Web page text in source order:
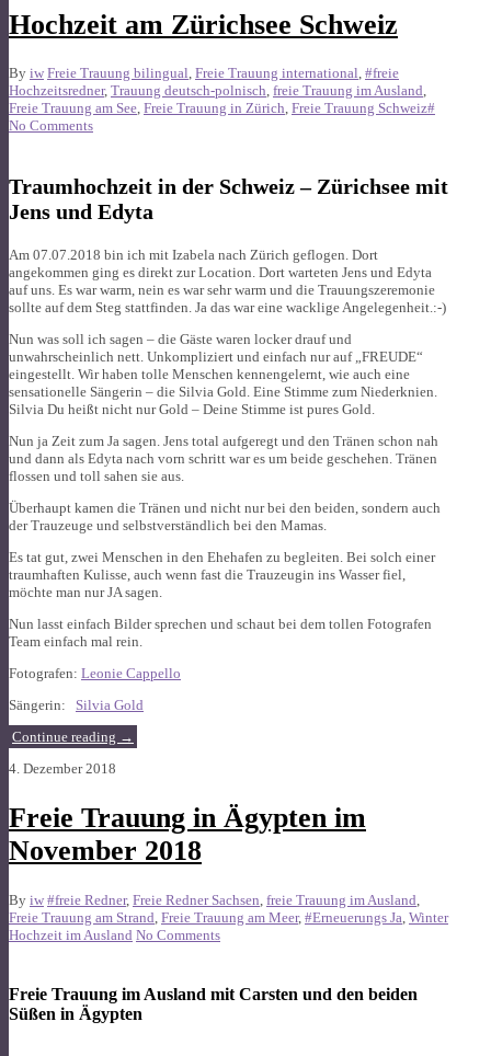
Hochzeit am Zürichsee Schweiz
By iw Freie Trauung bilingual, Freie Trauung international, #freie
Hochzeitsredner, Trauung deutsch-polnisch, freie Trauung im Ausland,
Freie Trauung am See, Freie Trauung in Zürich, Freie Trauung Schweiz#
No Comments
Traumhochzeit in der Schweiz – Zürichsee mit
Jens und Edyta
Am 07.07.2018 bin ich mit Izabela nach Zürich geflogen. Dort
angekommen ging es direkt zur Location. Dort warteten Jens und Edyta
auf uns. Es war warm, nein es war sehr warm und die Trauungszeremonie
sollte auf dem Steg stattfinden. Ja das war eine wacklige Angelegenheit.:-)
Nun was soll ich sagen – die Gäste waren locker drauf und
unwahrscheinlich nett. Unkompliziert und einfach nur auf „FREUDE“
eingestellt. Wir haben tolle Menschen kennengelernt, wie auch eine
sensationelle Sängerin – die Silvia Gold. Eine Stimme zum Niederknien.
Silvia Du heißt nicht nur Gold – Deine Stimme ist pures Gold.
Nun ja Zeit zum Ja sagen. Jens total aufgeregt und den Tränen schon nah
und dann als Edyta nach vorn schritt war es um beide geschehen. Tränen
flossen und toll sahen sie aus.
Überhaupt kamen die Tränen und nicht nur bei den beiden, sondern auch
der Trauzeuge und selbstverständlich bei den Mamas.
Es tat gut, zwei Menschen in den Ehehafen zu begleiten. Bei solch einer
traumhaften Kulisse, auch wenn fast die Trauzeugin ins Wasser fiel,
möchte man nur JA sagen.
Nun lasst einfach Bilder sprechen und schaut bei dem tollen Fotografen
Team einfach mal rein.
Fotografen: Leonie Cappello
Sängerin: Silvia Gold
Continue reading →
4. Dezember 2018
Freie Trauung in Ägypten im
November 2018
By iw #freie Redner, Freie Redner Sachsen freie Trauung im Ausland
Freie Trauung am Strand Freie Trauung am Meer, #Erneuerungs Ja Winter
Hochzeit im Ausland No Comments
Freie Trauung im Ausland mit Carsten und den beiden
Süßen in Ägypten